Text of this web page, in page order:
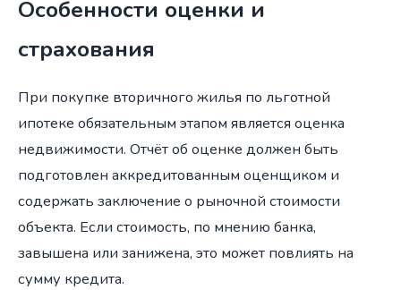
Особенности оценки и
страхования
При покупке вторичного жилья по льготной
ипотеке обязательным этапом является оценка
недвижимости. Отчёт об оценке должен быть
подготовлен аккредитованным оценщиком и
содержать заключение о рыночной стоимости
объекта. Если стоимость, по мнению банка,
завышена или занижена, это может повлиять на
сумму кредита.